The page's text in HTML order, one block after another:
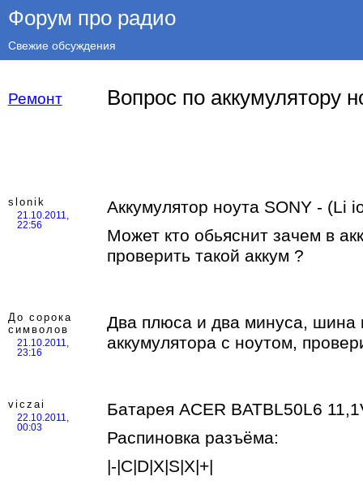
Форум про радио
Свежие обсуждения
Ремонт Вопрос по аккумулятору
slonik
21.10.2011,
22:56
Аккумулятор ноута SONY - (Li
Может кто обьяснит зачем в
проверить такой аккум ?
До сорока
символов
21.10.2011,
23:16
Два плюса и два минуса, шина
аккумулятора с ноутом,
viczai
22.10.2011,
00:03
Батарея ACER BATBL50L6
Распиновка разъёма:
|-|C|D|X|S|X|+|